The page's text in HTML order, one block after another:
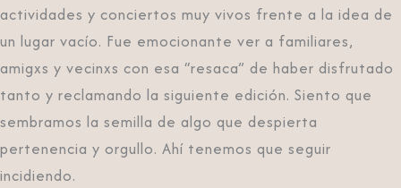
actividades y conciertos muy vivos frente a la idea de
un lugar vacío. Fue emocionante ver a familiares,
amigxs y vecinxs con esa “resaca” de haber disfrutado
tanto y reclamando la siguiente edición. Siento que
sembramos la semilla de algo que despierta
pertenencia y orgullo. Ahí tenemos que seguir
incidiendo.